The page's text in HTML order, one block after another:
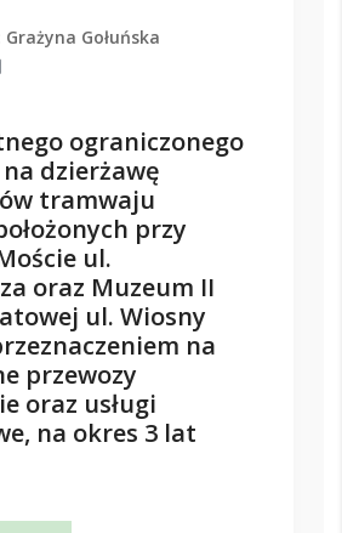
Gołuńska
ograniczonego
dzierżawę
tramwaju
przy
ul.
oraz Muzeum II
ul. Wiosny
na
przewozy
oraz usługi
na okres 3 lat